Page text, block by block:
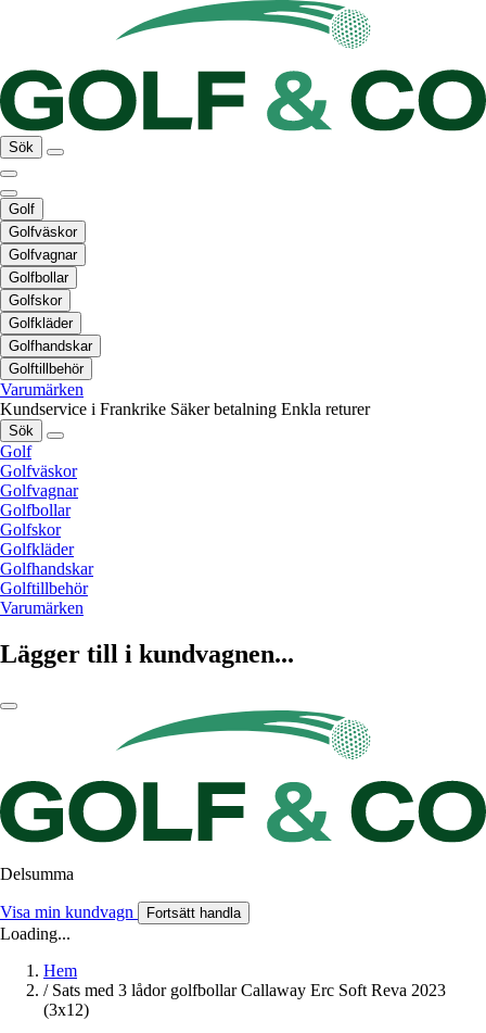
Sök
Golf
Golfväskor
Golfvagnar
Golfbollar
Golfskor
Golfkläder
Golfhandskar
Golftillbehör
Varumärken
Kundservice i Frankrike Säker betalning Enkla returer
Sök
Golf
Golfväskor
Golfvagnar
Golfbollar
Golfskor
Golfkläder
Golfhandskar
Golftillbehör
Varumärken
Lägger till i kundvagnen...
Delsumma
Visa min kundvagn Fortsätt handla
Loading...
Hem
/ Sats med 3 lådor golfbollar Callaway Erc Soft Reva 2023
(3x12)